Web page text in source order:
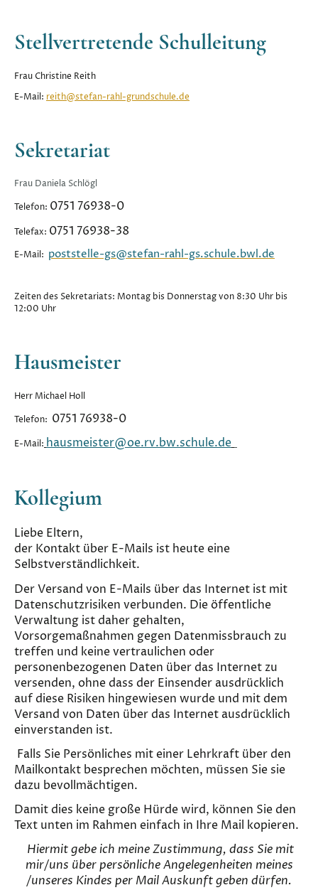
Stellvertretende Schulleitung
Frau Christine Reith
E-Mail: reith@stefan-rahl-grundschule.de
Sekretariat
Frau Daniela Schlögl
Telefon: 0751 76938-0
Telefax: 0751 76938-38
E-Mail: poststelle-gs@stefan-rahl-gs.schule.bwl.de
Zeiten des Sekretariats: Montag bis Donnerstag von 8:30 Uhr bis
12:00 Uhr
Hausmeister
Herr Michael Holl
Telefon: 0751 76938-0
E-Mail: hausmeister@oe.rv.bw.schule.de
Kollegium
Liebe Eltern,
der Kontakt über E-Mails ist heute eine
Selbstverständlichkeit.
Der Versand von E-Mails über das Internet ist mit
Datenschutzrisiken verbunden. Die öffentliche
Verwaltung ist daher gehalten,
Vorsorgemaßnahmen gegen Datenmissbrauch zu
treffen und keine vertraulichen oder
personenbezogenen Daten über das Internet zu
versenden, ohne dass der Einsender ausdrücklich
auf diese Risiken hingewiesen wurde und mit dem
Versand von Daten über das Internet ausdrücklich
einverstanden ist.
Falls Sie Persönliches mit einer Lehrkraft über den
Mailkontakt besprechen möchten, müssen Sie sie
dazu bevollmächtigen.
Damit dies keine große Hürde wird, können Sie den
Text unten im Rahmen einfach in Ihre Mail kopieren.
Hiermit gebe ich meine Zustimmung, dass Sie mit
mir/uns über persönliche Angelegenheiten meines
/unseres Kindes per Mail Auskunft geben dürfen.